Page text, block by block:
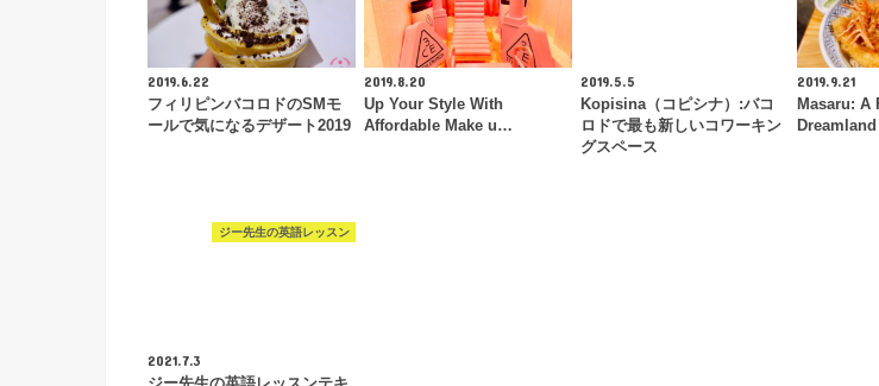
2019.6.22
フィリピンバコロドのSMモ
ールで気になるデザート2019
2019.8.20
Up Your Style With
Affordable Make u…
2019.5.5
Kopisina（コピシナ）:バコ
ロドで最も新しいコワーキン
グスペース
2019.9.21
Masaru: A
Dreamland
ジー先生の英語レッスン
2021.7.3